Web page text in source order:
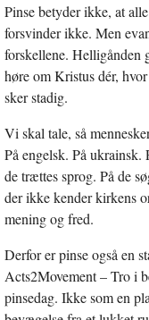
Pinse betyder ikke, at
forsvinder ikke. Men
forskellene. Helligånden
høre om Kristus dér,
sker stadig.
Vi skal tale, så
På engelsk. På ukrainsk.
de trættes sprog. På de
der ikke kender kirkens
mening og fred.
Derfor er pinse også en
Acts2Movement – Tro i
pinsedag. Ikke som en